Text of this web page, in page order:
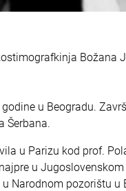
Božana
u Beogradu.
Šerbana.
u Parizu kod prof.
u
Narodnom pozorištu u